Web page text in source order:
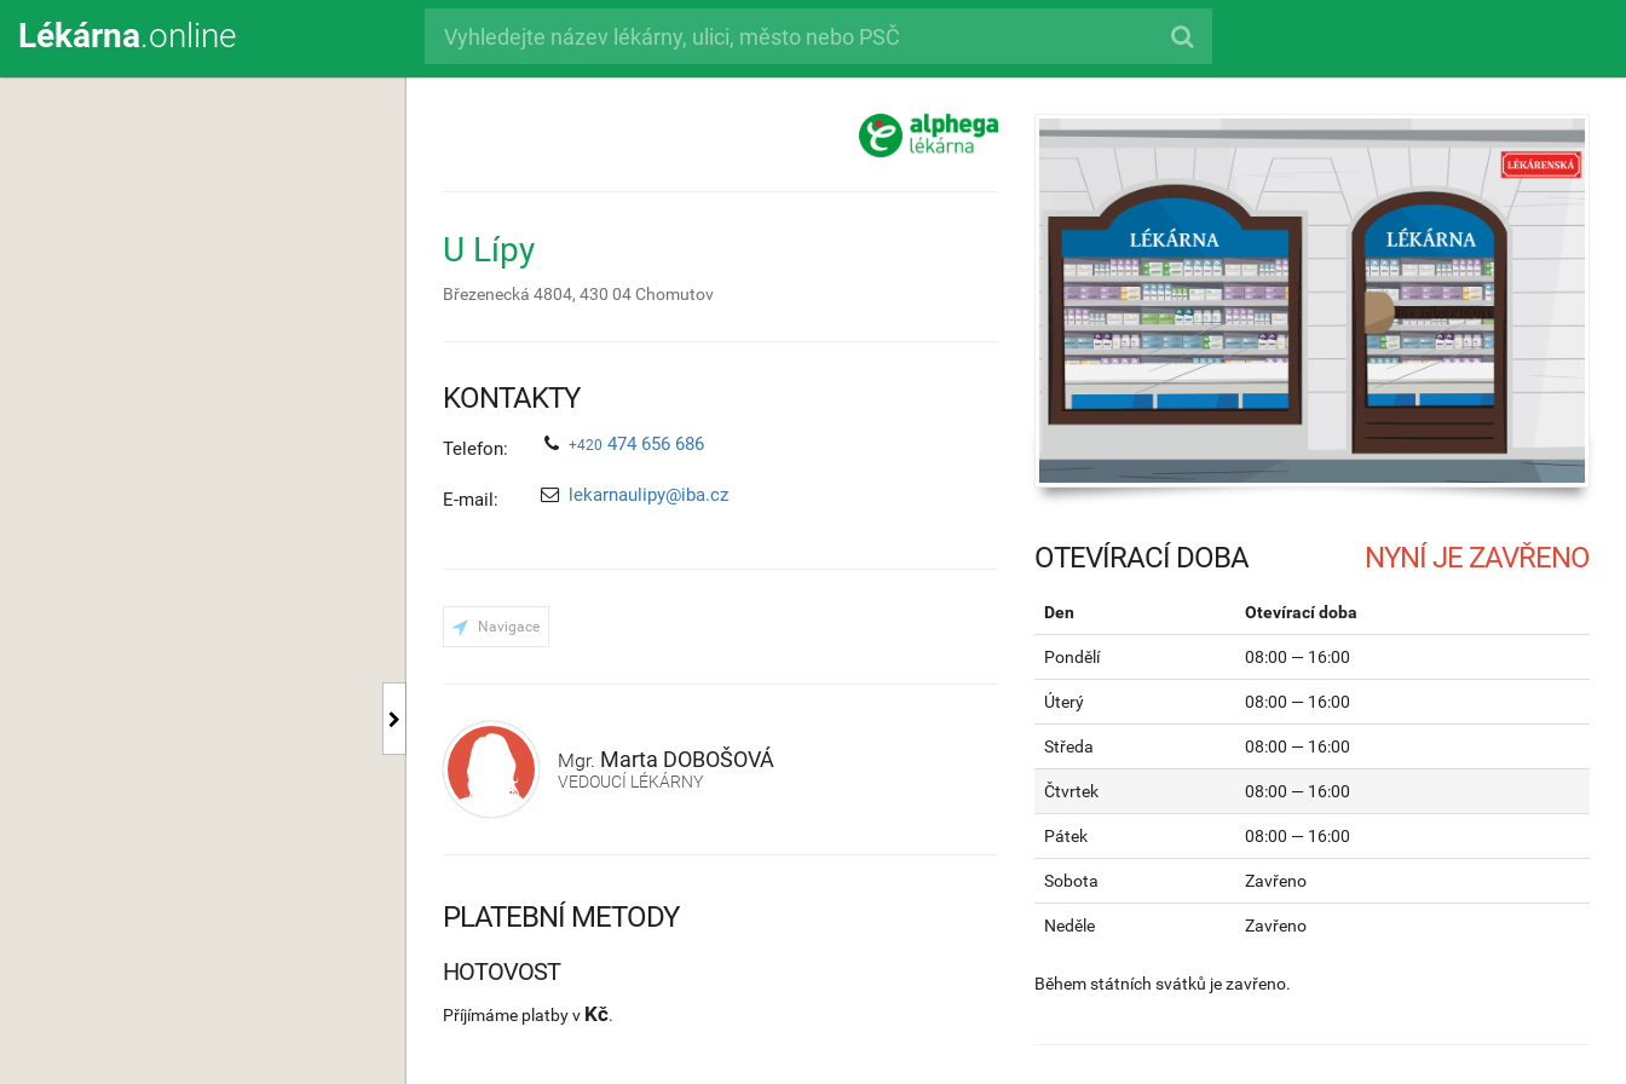
Lékárna.online
U Lípy
Březenecká 4804, 430 04Chomutov
KONTAKTY
Telefon: +420 474 656 686
E-mail: lekarnaulipy@iba.cz
Navigace
Mgr. Marta DOBOŠOVÁ
VEDOUCÍ LÉKÁRNY
OTEVÍRACÍ DOBA
Den Otevírací doba
Pondělí 08:00 — 16:00
Úterý 08:00 — 16:00
Středa 08:00 — 16:00
Čtvrtek 08:00 — 16:00
Pátek 08:00 — 16:00
Sobota Zavřeno
Neděle Zavřeno
Během státních svátků je zavřeno.
PLATEBNÍ METODY
HOTOVOST
Příjímáme platby v Kč.